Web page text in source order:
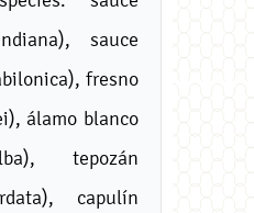
sauce
fresno
álamo blanco
tepozán
capulín